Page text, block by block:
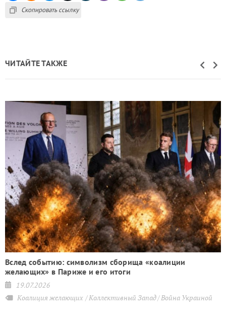
Скопировать ссылку
ЧИТАЙТЕ ТАКЖЕ
Вслед событию: символизм сборища «коалиции
желающих» в Париже и его итоги
19.07.2026
Коалиция желающих Коллективный Запад Война Украиной